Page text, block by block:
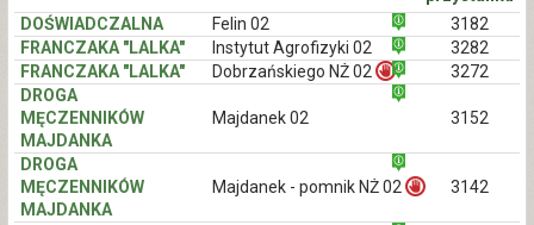
DOŚWIADCZALNA
Felin 02
3182
FRANCZAKA "LALKA"
Instytut Agrofizyki 02
3282
FRANCZAKA "LALKA"
Dobrzańskiego NŻ 02
3272
DROGA
MĘCZENNIKÓW
MAJDANKA
Majdanek 02 3152
DROGA
MĘCZENNIKÓW
MAJDANKA
Majdanek - pomnik NŻ 02 3142